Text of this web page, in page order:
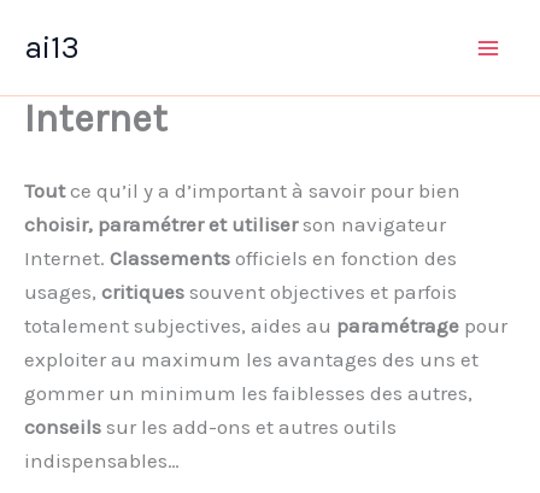
ai13
Internet
Toutce qu’il y a d’important à savoir pour bien
choisir, paramétrer et utiliserson navigateur
Internet. Classements officiels en fonction des
usages, critiques souvent objectives et parfois
totalement subjectives, aides au paramétrage pour
exploiter au maximum les avantages des uns et
gommer un minimum les faiblesses des autres,
conseils sur les add-ons et autres outils
indispensables…